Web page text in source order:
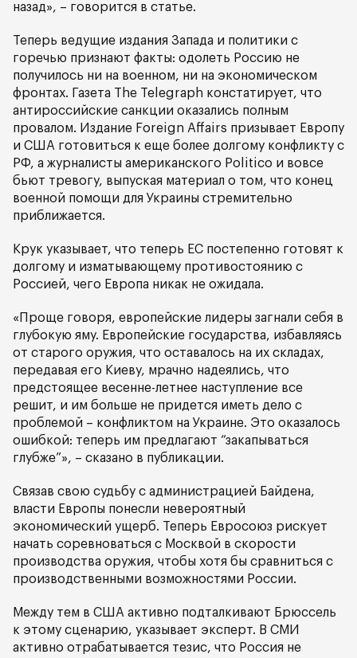
назад», – говорится в статье.
Теперь ведущие издания Запада и политики с
горечью признают факты: одолеть Россию не
получилось ни на военном, ни на экономическом
фронтах. Газета The Telegraph констатирует, что
антироссийские санкции оказались полным
провалом. Издание Foreign Affairs призывает Европу
и США готовиться к еще более долгому конфликту с
РФ, а журналисты американского Politico и вовсе
бьют тревогу, выпуская материал о том, что конец
военной помощи для Украины стремительно
приближается.
Крук указывает, что теперь ЕС постепенно готовят к
долгому и изматывающему противостоянию с
Россией, чего Европа никак не ожидала.
«Проще говоря, европейские лидеры загнали себя в
глубокую яму. Европейские государства, избавляясь
от старого оружия, что оставалось на их складах,
передавая его Киеву, мрачно надеялись, что
предстоящее весенне-летнее наступление все
решит, и им больше не придется иметь дело с
проблемой – конфликтом на Украине. Это оказалось
ошибкой: теперь им предлагают “закапываться
глубже”», – сказано в публикации.
Связав свою судьбу с администрацией Байдена,
власти Европы понесли невероятный
экономический ущерб. Теперь Евросоюз рискует
начать соревноваться с Москвой в скорости
производства оружия, чтобы хотя бы сравниться с
производственными возможностями России.
Между тем в США активно подталкивают Брюссель
к этому сценарию, указывает эксперт. В СМИ
активно отрабатывается тезис, что Россия не